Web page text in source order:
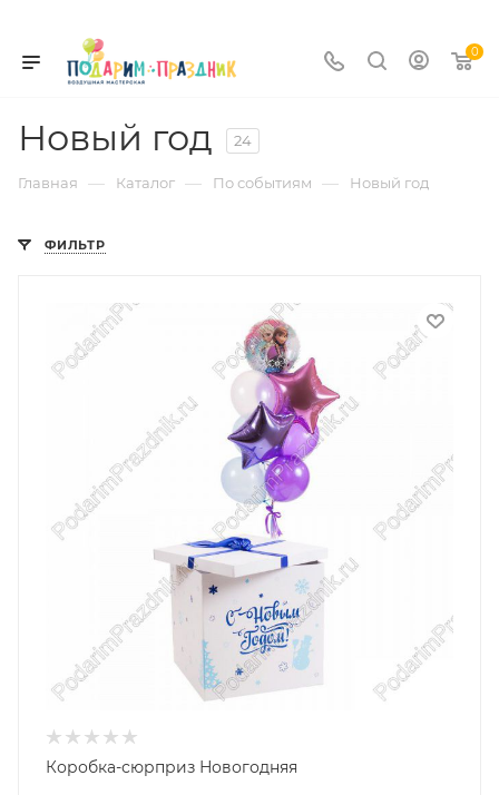
0
Новый год 24
Главная — Каталог — По событиям — Новый год
ФИЛЬТР
Коробка-сюрприз Новогодняя